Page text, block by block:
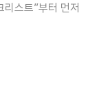
스트”부터 먼저